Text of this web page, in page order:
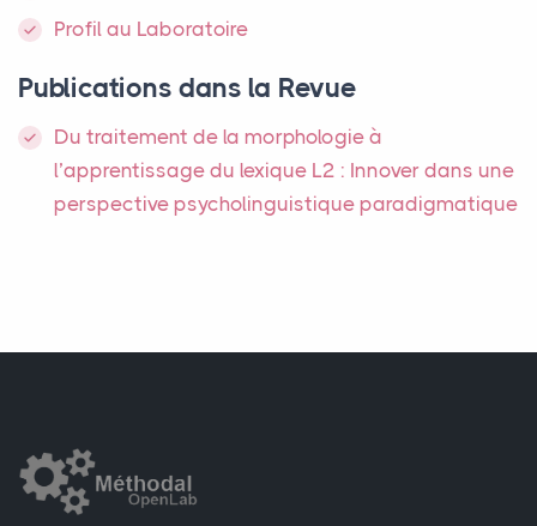
Profil au Laboratoire
Publications dans la Revue
Du traitement de la morphologie à
l’apprentissage du lexique L2 : Innover dans une
perspective psycholinguistique paradigmatique